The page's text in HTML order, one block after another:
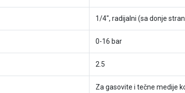
1/4", radijalni (sa donje
0-16 bar
2.5
Za gasovite i tečne medije